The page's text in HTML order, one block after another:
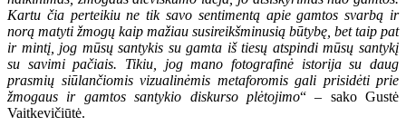
Kartu čia perteikiu ne tik savo sentimentą apie gamtos svarbą ir
norą matyti žmogų kaip mažiau susireikšminusią būtybę, bet taip pat
ir mintį, jog mūsų santykis su gamta iš tiesų atspindi mūsų santykį
su savimi pačiais. Tikiu, jog mano fotografinė istorija su daug
prasmių siūlančiomis vizualinėmis metaforomis gali prisidėti prie
žmogaus ir gamtos santykio diskurso plėtojimo“ – sako Gustė
Vaitkevičiūtė.